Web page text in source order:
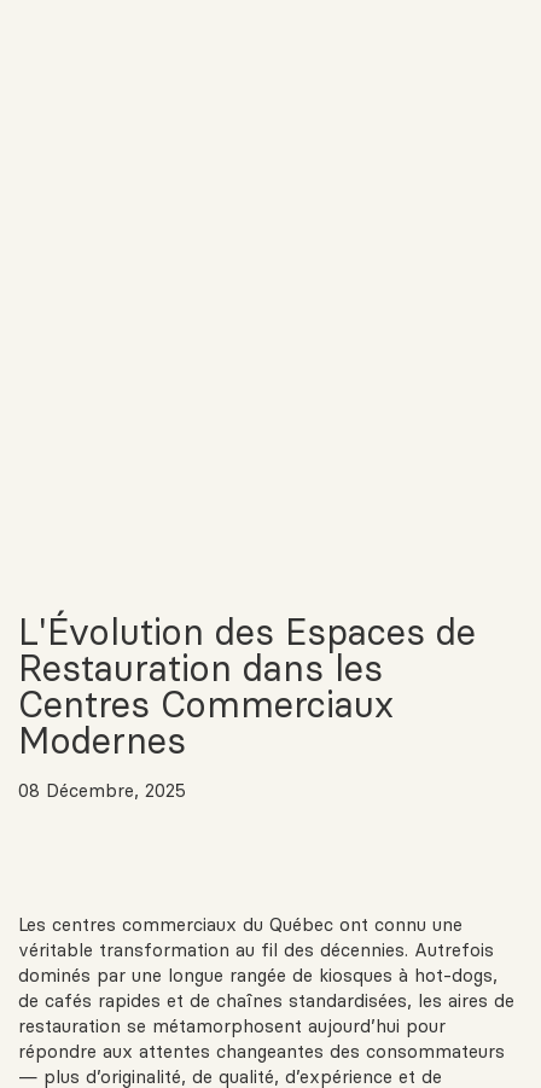
L'Évolution des Espaces de
Restauration dans les
Centres Commerciaux
Modernes
08 Décembre, 2025
Les centres commerciaux du Québec ont connu une
véritable transformation au fil des décennies. Autrefois
dominés par une longue rangée de kiosques à hot-dogs,
de cafés rapides et de chaînes standardisées, les aires de
restauration se métamorphosent aujourd’hui pour
répondre aux attentes changeantes des consommateurs
— plus d’originalité, de qualité, d’expérience et de